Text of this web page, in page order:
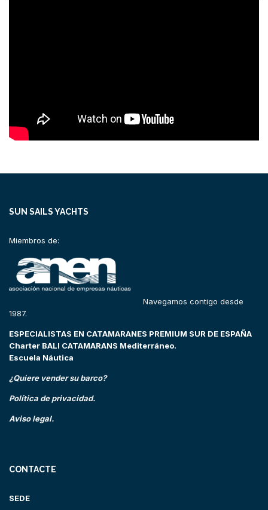
SUN SAILS YACHTS
Miembros de:
Navegamos contigo desde
1987.
ESPECIALISTAS EN CATAMARANES PREMIUM SUR DE ESPAÑA
Charter BALI CATAMARANS Mediterráneo.
Escuela Náutica
¿Quiere vender su barco?
Política de privacidad.
Aviso legal.
CONTACTE
SEDE